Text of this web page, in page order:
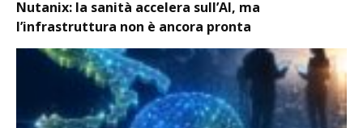
Nutanix: la sanità accelera sull’AI, ma
l’infrastruttura non è ancora pronta